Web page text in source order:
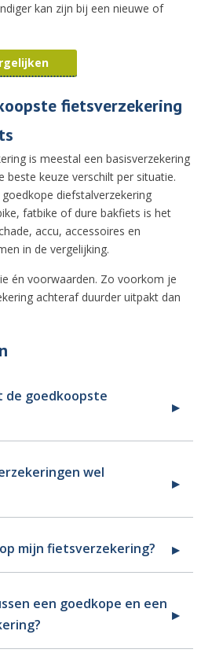
kan zijn bij een nieuwe of
fietsverzekering
is meestal een basisverzekering
beste keuze verschilt per situatie.
diefstalverzekering
fatbike of dure bakfiets is het
accu, accessoires en
in de vergelijking.
én voorwaarden. Zo voorkom je
achteraf duurder uitpakt dan
de goedkoopste
wel
mijn fietsverzekering?
een goedkope en een